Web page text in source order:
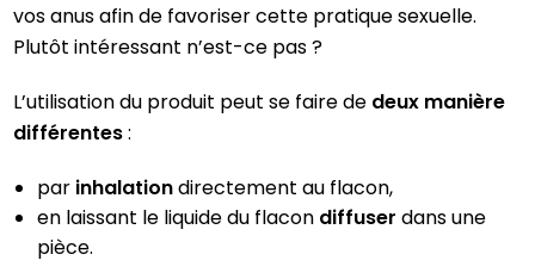
vos anus afin de favoriser cette pratique sexuelle.
Plutôt intéressant n’est-ce pas ?
L’utilisation du produit peut se faire de deux manière
différentes:
par inhalationdirectement au flacon,
en laissant le liquide du flacon diffuser dans une
pièce.